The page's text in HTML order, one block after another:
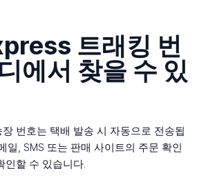
트래킹 번
에서 찾을 수 있
번호는 택배 발송 시 자동으로 전송됩
일, SMS 또는 판매 사이트의 주문 확인
인할 수 있습니다.